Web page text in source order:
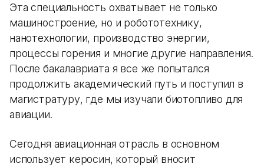
Эта специальность охватывает не только
машиностроение, но и робототехнику,
нанотехнологии, производство энергии,
процессы горения и многие другие направления.
После бакалавриата я все же попытался
продолжить академический путь и поступил в
магистратуру, где мы изучали биотопливо для
авиации.
Сегодня авиационная отрасль в основном
использует керосин, который вносит